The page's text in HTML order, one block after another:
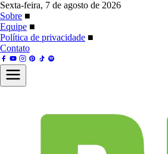
Sexta-feira, 7 de agosto de 2026
Sobre ■
Equipe ■
Política de privacidade ■
Contato